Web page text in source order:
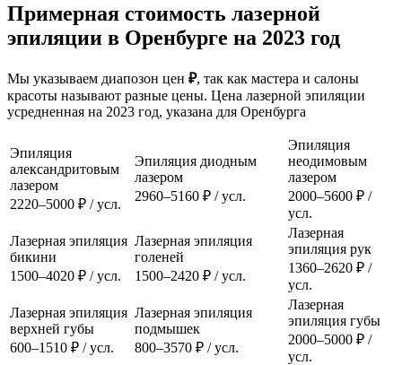
Примерная стоимость лазерной
эпиляции в Оренбурге на 2023 год
Мы указываем диапозон цен ₽, так как мастера и салоны
красоты называют разные цены. Цена лазерной эпиляции
усредненная на 2023 год, указана для Оренбурга
Эпиляция
александритовым
лазером
2220–5000 ₽ / усл.
Эпиляция диодным
лазером
2960–5160 ₽ / усл.
Эпиляция
неодимовым
лазером
2000–5600 ₽ /
усл.
Лазерная эпиляция
бикини
1500–4020 ₽ / усл.
Лазерная эпиляция
голеней
1500–2420 ₽ / усл.
Лазерная
эпиляция рук
1360–2620 ₽ /
усл.
Лазерная эпиляция
верхней губы
600–1510 ₽ / усл.
Лазерная эпиляция
подмышек
800–3570 ₽ / усл.
Лазерная
эпиляция губы
2000–5000 ₽ /
усл.